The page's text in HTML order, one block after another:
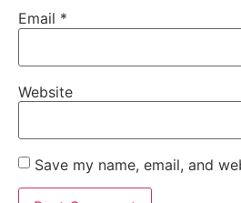
Email *
Website
Save my name, email, and